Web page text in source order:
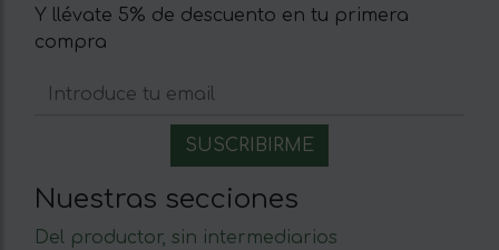
Y llévate 5% de descuento en tu primera
compra
Nuestras secciones
Del productor, sin intermediarios